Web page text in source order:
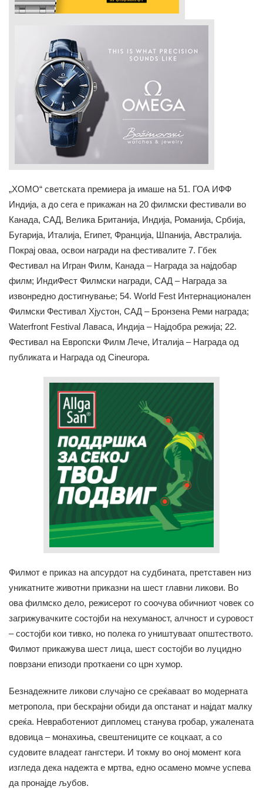
„ХОМО“ светската премиера ја имаше на 51. ГОА ИФФ
Индија, а до сега е прикажан на 20 филмски фестивали во
Канада, САД, Велика Британија, Индија, Романија, Србија,
Бугарија, Италија, Египет, Франција, Шпанија, Австралија.
Покрај оваа, освои награди на фестивалите 7. Гбек
Фестивал на Игран Филм, Канада – Награда за најдобар
филм; ИндиФест Филмски награди, САД – Награда за
извонредно достигнување; 54. World Fest Интернационален
Филмски Фестивал Хјустон, САД – Бронзена Реми награда;
Waterfront Festival Лаваса, Индија – Најдобра режија; 22.
Фестивал на Европски Филм Лече, Италија – Награда од
публиката и Награда од Cineuropa.
Филмот е приказ на апсурдот на судбината, претставен низ
уникатните животни приказни на шест главни ликови. Во
ова филмско дело, режисерот го соочува обичниот човек со
загрижувачките состојби на нехуманост, алчност и суровост
– состојби кои тивко, но полека го уништуваат општеството.
Филмот прикажува шест лица, шест состојби во луцидно
поврзани епизоди проткаени со црн хумор.
Безнадежните ликови случајно се среќаваат во модерната
метропола, при бескрајни обиди да опстанат и најдат малку
среќа. Невработениот дипломец станува гробар, ужалената
вдовица – монахиња, свештениците се коцкаат, а со
судовите владеат гангстери. И токму во оној момент кога
изгледа дека надежта е мртва, едно осамено момче успева
да пронајде љубов.